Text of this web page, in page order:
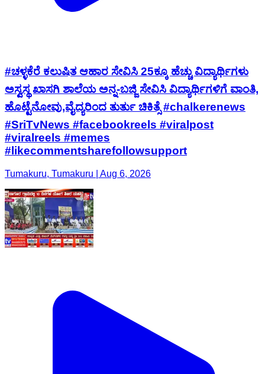
#ಚಳ್ಳಕೆರೆ ಕಲುಷಿತ ಆಹಾರ ಸೇವಿಸಿ 25ಕ್ಕೂ ಹೆಚ್ಚು ವಿದ್ಯಾರ್ಥಿಗಳು
ಅಸ್ವಸ್ಥ ಖಾಸಗಿ ಶಾಲೆಯ ಅನ್ನ-ಬಜ್ಜಿ ಸೇವಿಸಿ ವಿದ್ಯಾರ್ಥಿಗಳಿಗೆ ವಾಂತಿ,
ಹೊಟ್ಟೆನೋವು,ವೈದ್ಯರಿಂದ ತುರ್ತು ಚಿಕಿತ್ಸೆ #chalkerenews
#SriTvNews #facebookreels #viralpost
#viralreels #memes
#likecommentsharefollowsupport
Tumakuru, Tumakuru | Aug 6, 2026